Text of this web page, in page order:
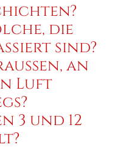
die
sind?
an
Luft
3 und 12